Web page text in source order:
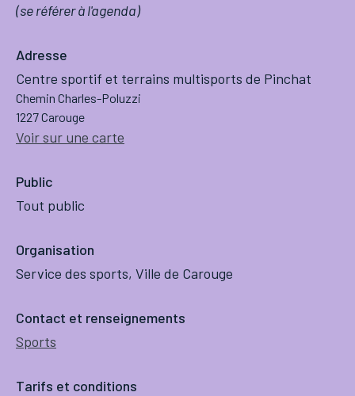
(se référer à l'agenda)
Adresse
Centre sportif et terrains multisports de Pinchat
Chemin Charles-Poluzzi
1227 Carouge
Voir sur une carte
Public
Tout public
Organisation
Service des sports, Ville de Carouge
Contact et renseignements
Sports
Tarifs et conditions